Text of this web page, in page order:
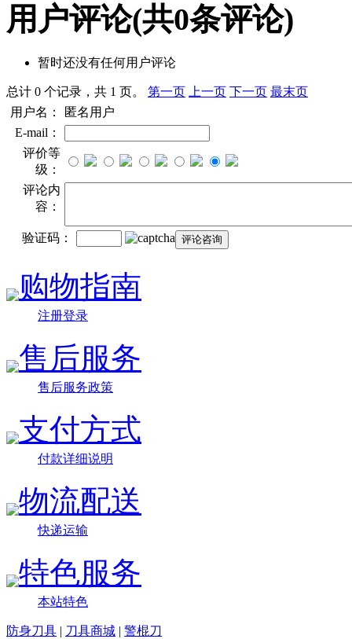
用户评论(共0条评论)
暂时还没有任何用户评论
总计 0 个记录，共 1 页。 第一页 上一页 下一页 最末页
用户名：
匿名用户
E-mail：
评价等
级：
评论内
容：
验证码：
购物指南
注册登录
售后服务
售后服务政策
支付方式
付款详细说明
物流配送
快递运输
特色服务
本站特色
防身刀具 | 刀具商城 | 警棍刀